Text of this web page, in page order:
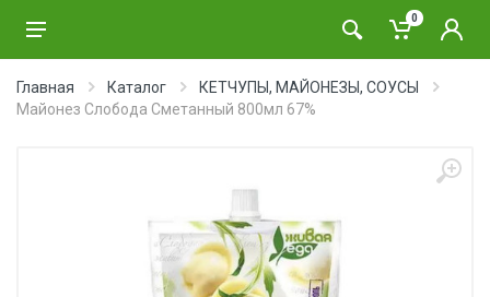
0
Главная Каталог
КЕТЧУПЫ, МАЙОНЕЗЫ, СОУСЫ
Майонез Слобода Сметанный 800мл 67%